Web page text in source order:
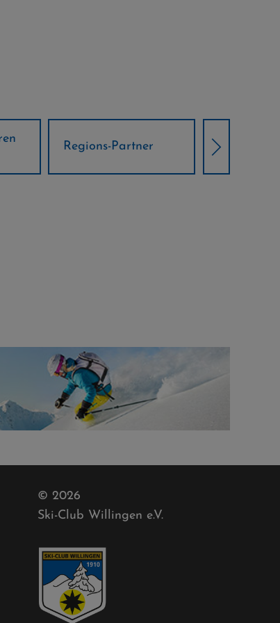
Örtliche Weltcup-
Partner
Klima
© 2026
Ski-Club Willingen e.V.